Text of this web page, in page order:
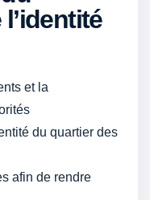
et la
du quartier des
afin de rendre